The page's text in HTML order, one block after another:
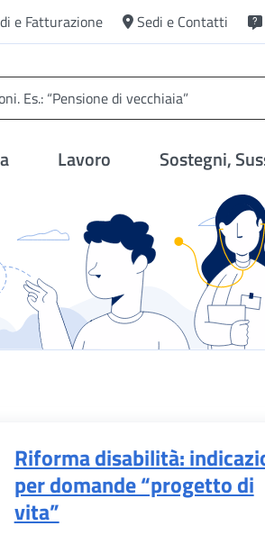
e Fatturazione Sedi e Contatti
Lavoro Sostegni,
Riforma disabilità:
per domande “progetto di
vita”